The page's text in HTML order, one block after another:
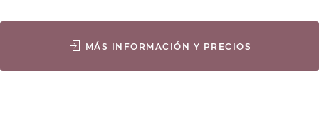
MÁS INFORMACIÓN Y PRECIOS